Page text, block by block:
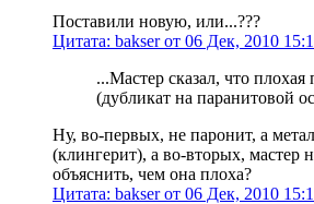
Поставили новую, или...???
Цитата: bakser от 06 Дек, 2010
...Мастер сказал, что
(дубликат на паранитовой
Ну, во-первых, не паронит, а
(клингерит), а во-вторых, мастер
объяснить, чем она плоха?
Цитата: bakser от 06 Дек, 2010